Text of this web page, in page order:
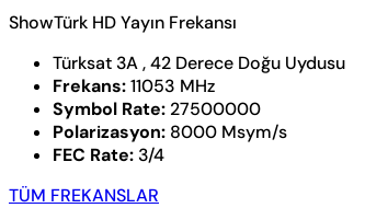
ShowTürk HD Yayın Frekansı
Türksat 3A , 42 Derece Doğu Uydusu
Frekans:11053 MHz
Symbol Rate: 27500000
Polarizasyon: 8000 Msym/s
FEC Rate: 3/4
TÜM FREKANSLAR